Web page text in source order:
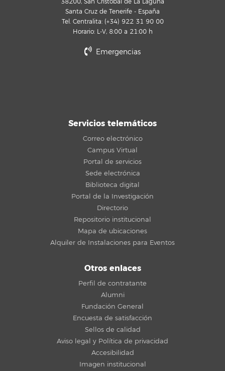
38200, San Cristóbal de La Laguna
Santa Cruz de Tenerife - España
Tel. Centralita: (+34) 922 31 90 00
Horario: L-V, 8:00 a 21:00 h
Emergencias
Servicios telemáticos
Correo electrónico
Campus Virtual
Portal de servicios
Sede electrónica
Biblioteca digital
Portal de la Investigación
Directorio
Repositorio institucional
Mapa de ubicaciones
Alquiler de Instalaciones para Eventos
Otros enlaces
Perfil de contratante
Alumni
Fundación General
Encuesta de satisfacción
Sellos de calidad
Aviso legal y Política de privacidad
Accesibilidad
Imagen institucional